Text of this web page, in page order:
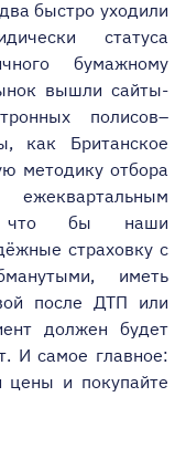
быстро уходили
статуса
бумажному
вышли сайты-
полисов–
как Британское
методику отбора
что бы наши
страховку с
иметь
после ДТП или
должен будет
И самое главное:
цены и покупайте